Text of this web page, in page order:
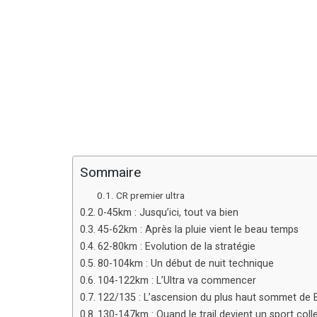
Sommaire
CR premier ultra
0-45km : Jusqu’ici, tout va bien
45-62km : Après la pluie vient le beau temps
62-80km : Evolution de la stratégie
80-104km : Un début de nuit technique
104-122km : L’Ultra va commencer
122/135 : L’ascension du plus haut sommet de